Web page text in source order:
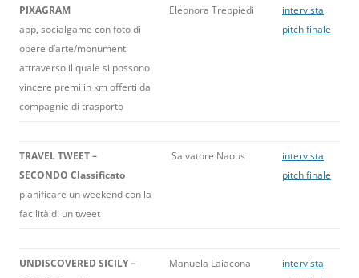
PIXAGRAM
app, socialgame con foto di
opere d’arte/monumenti
attraverso il quale si possono
vincere premi in km offerti da
compagnie di trasporto
Eleonora Treppiedi
intervista
pitch finale
TRAVEL TWEET –
SECONDO Classificato
pianificare un weekend con la
facilità di un tweet
Salvatore Naous
intervista
pitch finale
UNDISCOVERED SICILY –
Manuela Laiacona
intervista